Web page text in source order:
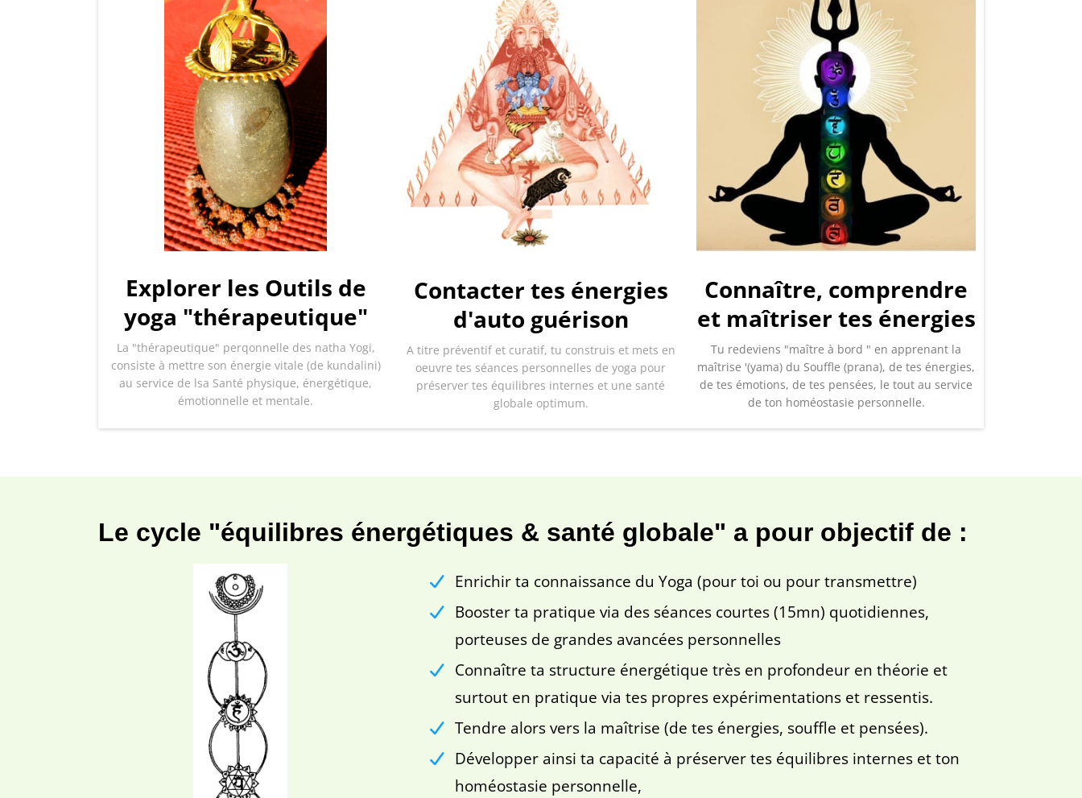
Explorer les Outils de
yoga "thérapeutique"
La "thérapeutique" perqonnelle des natha Yogi,
consiste à mettre son énergie vitale (de kundalini)
au service de lsa Santé physique, énergétique,
émotionnelle et mentale.
Contacter tes énergies
d'auto guérison
A titre préventif et curatif, tu construis et mets en
oeuvre tes séances personnelles de yoga pour
préserver tes équilibres internes et une santé
globale optimum.
Connaître, comprendre
et maîtriser tes énergies
Tu redeviens "maître à bord " en apprenant la
maîtrise '(yama) du Souffle (prana), de tes énergies,
de tes émotions, de tes pensées, le tout au service
de ton homéostasie personnelle.
Le cycle "équilibres énergétiques & santé globale" a pour objectif de :
Enrichir ta connaissance du Yoga (pour toi ou pour transmettre)
Booster ta pratique via des séances courtes (15mn) quotidiennes,
porteuses de grandes avancées personnelles
Connaître ta structure énergétique très en profondeur en théorie et
surtout en pratique via tes propres expérimentations et ressentis.
Tendre alors vers la maîtrise (de tes énergies, souffle et pensées).
Développer ainsi ta capacité à préserver tes équilibres internes et ton
homéostasie personnelle,